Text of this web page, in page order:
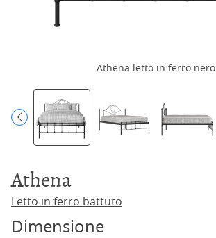
Athena letto in ferro nero
Athena
Letto in ferro battuto
Dimensione